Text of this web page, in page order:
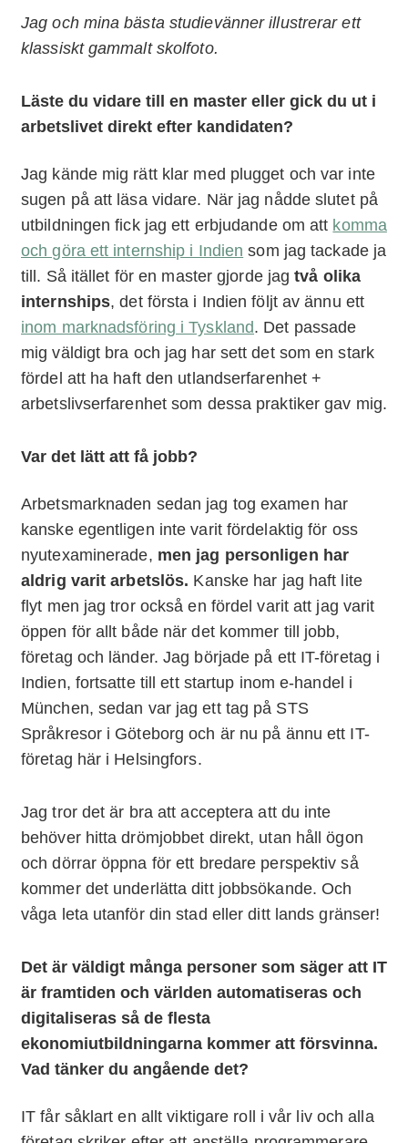
Jag och mina bästa studievänner illustrerar ett
klassiskt gammalt skolfoto.
Läste du vidare till en master eller gick du ut i
arbetslivet direkt efter kandidaten?
Jag kände mig rätt klar med plugget och var inte
sugen på att läsa vidare. När jag nådde slutet på
utbildningen fick jag ett erbjudande om att komma
och göra ett internship i Indien som jag tackade ja
till. Så itället för en master gjorde jagtvå olika
internships, det första i Indien följt av ännu ett
inom marknadsföring i Tyskland. Det passade
mig väldigt bra och jag har sett det som en stark
fördel att ha haft den utlandserfarenhet +
arbetslivserfarenhet som dessa praktiker gav mig.
Var det lätt att få jobb?
Arbetsmarknaden sedan jag tog examen har
kanske egentligen inte varit fördelaktig för oss
nyutexaminerade, men jag personligen har
aldrig varit arbetslös. Kanske har jag haft lite
flyt men jag tror också en fördel varit att jag varit
öppen för allt både när det kommer till jobb,
företag och länder. Jag började på ett IT-företag i
Indien, fortsatte till ett startup inom e-handel i
München, sedan var jag ett tag på STS
Språkresor i Göteborg och är nu på ännu ett IT-
företag här i Helsingfors.
Jag tror det är bra att acceptera att du inte
behöver hitta drömjobbet direkt, utan håll ögon
och dörrar öppna för ett bredare perspektiv så
kommer det underlätta ditt jobbsökande. Och
våga leta utanför din stad eller ditt lands gränser!
Det är väldigt många personer som säger att IT
är framtiden och världen automatiseras och
digitaliseras så de flesta
ekonomiutbildningarna kommer att försvinna.
Vad tänker du angående det?
IT får såklart en allt viktigare roll i vår liv och alla